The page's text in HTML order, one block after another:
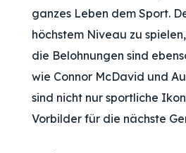
ganzes Leben dem Sport.
höchstem Niveau zu
die Belohnungen sind
wie Connor McDavid und
sind nicht nur sportliche
Vorbilder für die nächste